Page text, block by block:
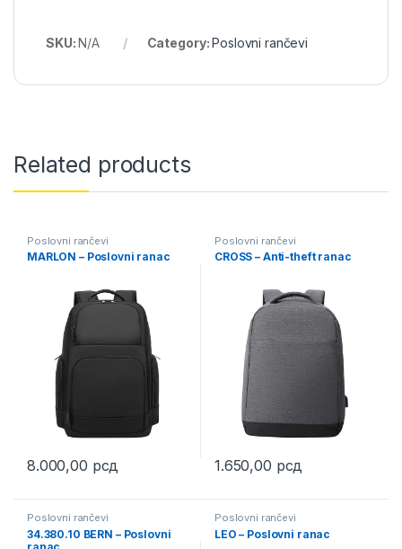
SKU:N/A Category:Poslovni rančevi
Related products
Poslovni rančevi
MARLON – Poslovni ranac
8.000,00 рсд
This product has multiple variants. The options may be chosen
Poslovni rančevi
CROSS – Anti-theft ranac
1.650,00 рсд
This product has multiple
Poslovni rančevi
34.380.10 BERN – Poslovni
Poslovni rančevi
LEO – Poslovni ranac